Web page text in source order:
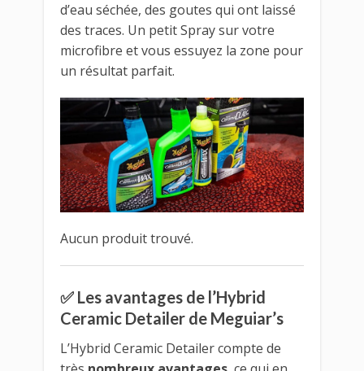
d’eau séchée, des goutes qui ont laissé
des traces. Un petit Spray sur votre
microfibre et vous essuyez la zone pour
un résultat parfait.
Aucun produit trouvé.
✅ Les avantages de l’Hybrid
Ceramic Detailer de Meguiar’s
L’Hybrid Ceramic Detailer compte de